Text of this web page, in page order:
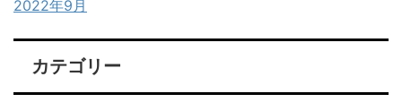
2022年9月
カテゴリー